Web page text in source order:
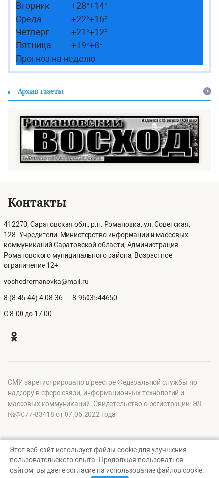
Вторник
+28°+14°
Среда
+22°+16°
Четверг
+21°+12°
Пятница
+19°+8°
Прогноз на неделю
Архив газеты
Контакты
412270, Саратовская обл., р.п. Романовка, ул. Советская,
128. Учредители: Министерство информации и массовых
коммуникаций Саратовской области, Администрация
Романовского муниципального района, Возрастное
ограничение 12+
voshodromanovka@mail.ru
8 (8-45-44) 4-08-36 8-9603544650
C 8.00 до 17.00
СМИ зарегистрировано в реестре Федеральной службы по
надзору в сфере связи, информационных технологий и
массовых коммуникаций. Свидетельство о регистрации: ЭЛ
№ФС77-83418 от 07.06.2022 года
© Восход, 2026
Создание сайта — nopreset
Этот веб-сайт использует файлы cookie для улучшения
пользовательского опыта. Продолжая пользоваться
сайтом, вы даете согласие на использование файлов cookie.